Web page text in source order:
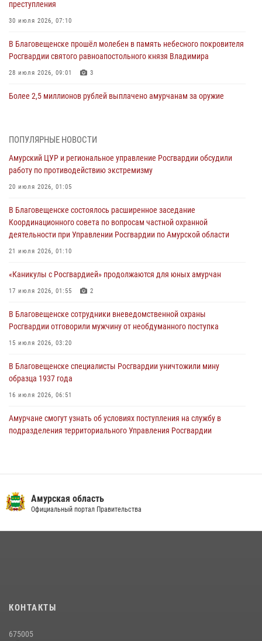
преступления
30 июля 2026, 07:10
В Благовещенске прошёл молебен в память небесного покровителя
Росгвардии святого равноапостольного князя Владимира
28 июля 2026, 09:01 3
Более 2,5 миллионов рублей выплачено амурчанам за оружие
Росгвардии Амурской области в период с 20 по 26 июля 2026 года
27 июля 2026, 06:28
охраны
23 июля 2026, 07:49
Амурчане смогут узнать об условиях поступления на службу в
23 июля 2026, 00:00
Координационного совета по вопросам частной охранной
деятельности при Управлении Росгвардии по Амурской области
21 июля 2026, 01:10
ПОПУЛЯРНЫЕ НОВОСТИ
Амурский ЦУР и региональное управление Росгвардии обсудили
работу по противодействию экстремизму
20 июля 2026, 01:05
В Благовещенске состоялось расширенное заседание
Координационного совета по вопросам частной охранной
деятельности при Управлении Росгвардии по Амурской области
21 июля 2026, 01:10
«Каникулы с Росгвардией» продолжаются для юных амурчан
17 июля 2026, 01:55 2
В Благовещенске сотрудники вневедомственной охраны
Росгвардии отговорили мужчину от необдуманного поступка
15 июля 2026, 03:20
В Благовещенске специалисты Росгвардии уничтожили мину
образца 1937 года
16 июля 2026, 06:51
Амурчане смогут узнать об условиях поступления на службу в
подразделения территориального Управления Росгвардии
27 июля 2026, 06:28 2
13 июля 2026, 03:27
охраны
Амурская область
Официальный портал Правительства
КОНТАКТЫ
675005